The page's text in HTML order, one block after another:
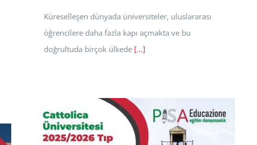
Küreselleşen dünyada üniversiteler, uluslararası
öğrencilere daha fazla kapı açmakta ve bu
doğrultuda birçok ülkede [...]